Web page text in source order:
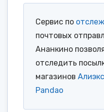
Сервис по
почтовых
Ананкино
отследить
магазинов
Pandao